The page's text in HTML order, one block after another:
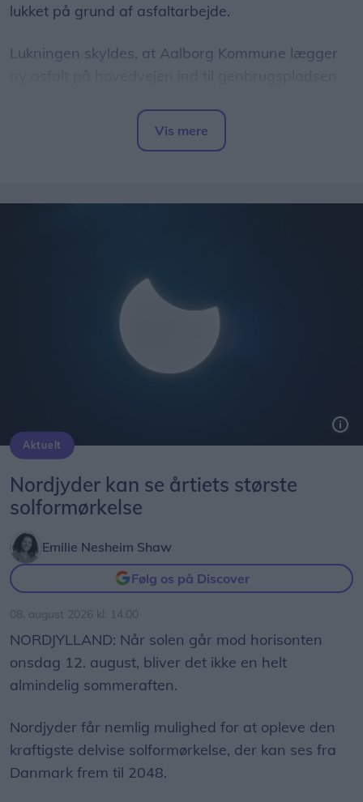
lukket på grund af asfaltarbejde.
Lukningen skyldes, at Aalborg Kommune lægger
krydset ved Th. Sauers Vej.
Åbningstiderne er mandag til fredag kl. 10.00-
18.00 og lørdag samt søndag kl. 08.00-18.00.
Storvorde Genbrugsplads, der har adressen
Åbningstiderne er mandag til fredag kl. 12.00-
Asfaltarbejdet er planlagt til uge 33 og 34. Hvis
tidsplanen holder, genåbner genbrugspladsen på
Over Kæret fredag den 21. august.
Vis mere
Aktuelt
Nordjyder kan se årtiets største
solformørkelse
Emilie Nesheim Shaw
Følg os på Discover
08. august 2026 kl. 14.00
NORDJYLLAND: Når solen går mod horisonten
onsdag 12. august, bliver det ikke en helt
almindelig sommeraften.
Nordjyder får nemlig mulighed for at opleve den
kraftigste delvise solformørkelse, der kan ses fra
Danmark frem til 2048.